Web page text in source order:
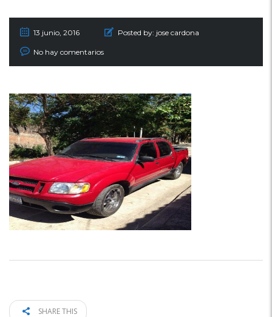
13 junio, 2016 Posted by: jose cardona
No hay comentarios
SHARE THIS